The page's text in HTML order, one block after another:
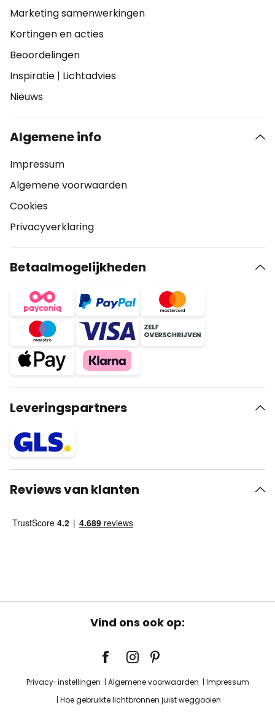
Marketing samenwerkingen
Kortingen en acties
Beoordelingen
Inspiratie | Lichtadvies
Nieuws
Algemene info
Impressum
Algemene voorwaarden
Cookies
Privacyverklaring
Betaalmogelijkheden
Leveringspartners
Reviews van klanten
Vind ons ook op:
Privacy-instellingen Algemene voorwaarden
Impressum
Hoe gebruikte lichtbronnen juist weggooien